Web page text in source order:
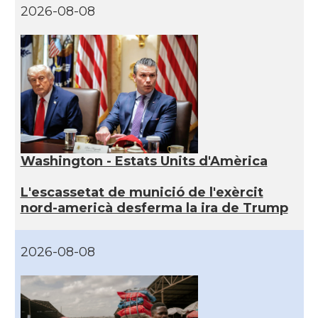
2026-08-08
Washington - Estats Units d'Amèrica
L'escassetat de munició de l'exèrcit
nord-americà desferma la ira de Trump
2026-08-08